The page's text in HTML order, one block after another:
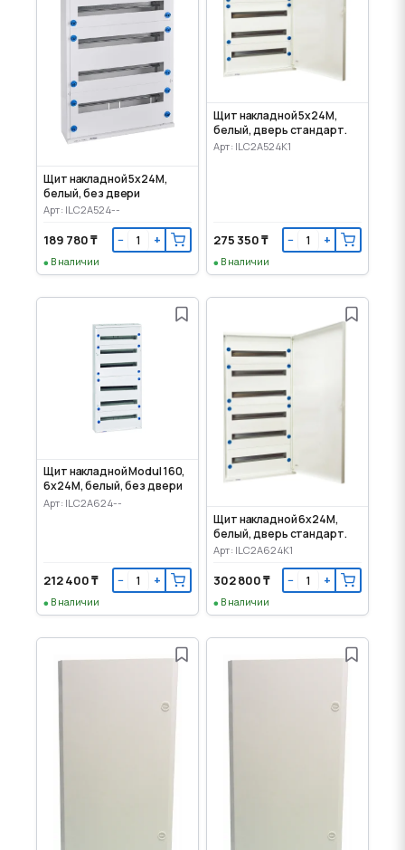
Щит накладной 5x24M,
белый, без двери
Арт: ILC2A524--
189 780 ₸ − +
В наличии
Щит накладной 5x24M,
белый, дверь стандарт.
Арт: ILC2A524K1
275 350 ₸ − +
В наличии
Щит накладной Modul 160,
6x24M, белый, без двери
Арт: ILC2A624--
212 400 ₸ − +
В наличии
Щит накладной 6x24M,
белый, дверь стандарт.
Арт: ILC2A624K1
302 800 ₸ − +
В наличии